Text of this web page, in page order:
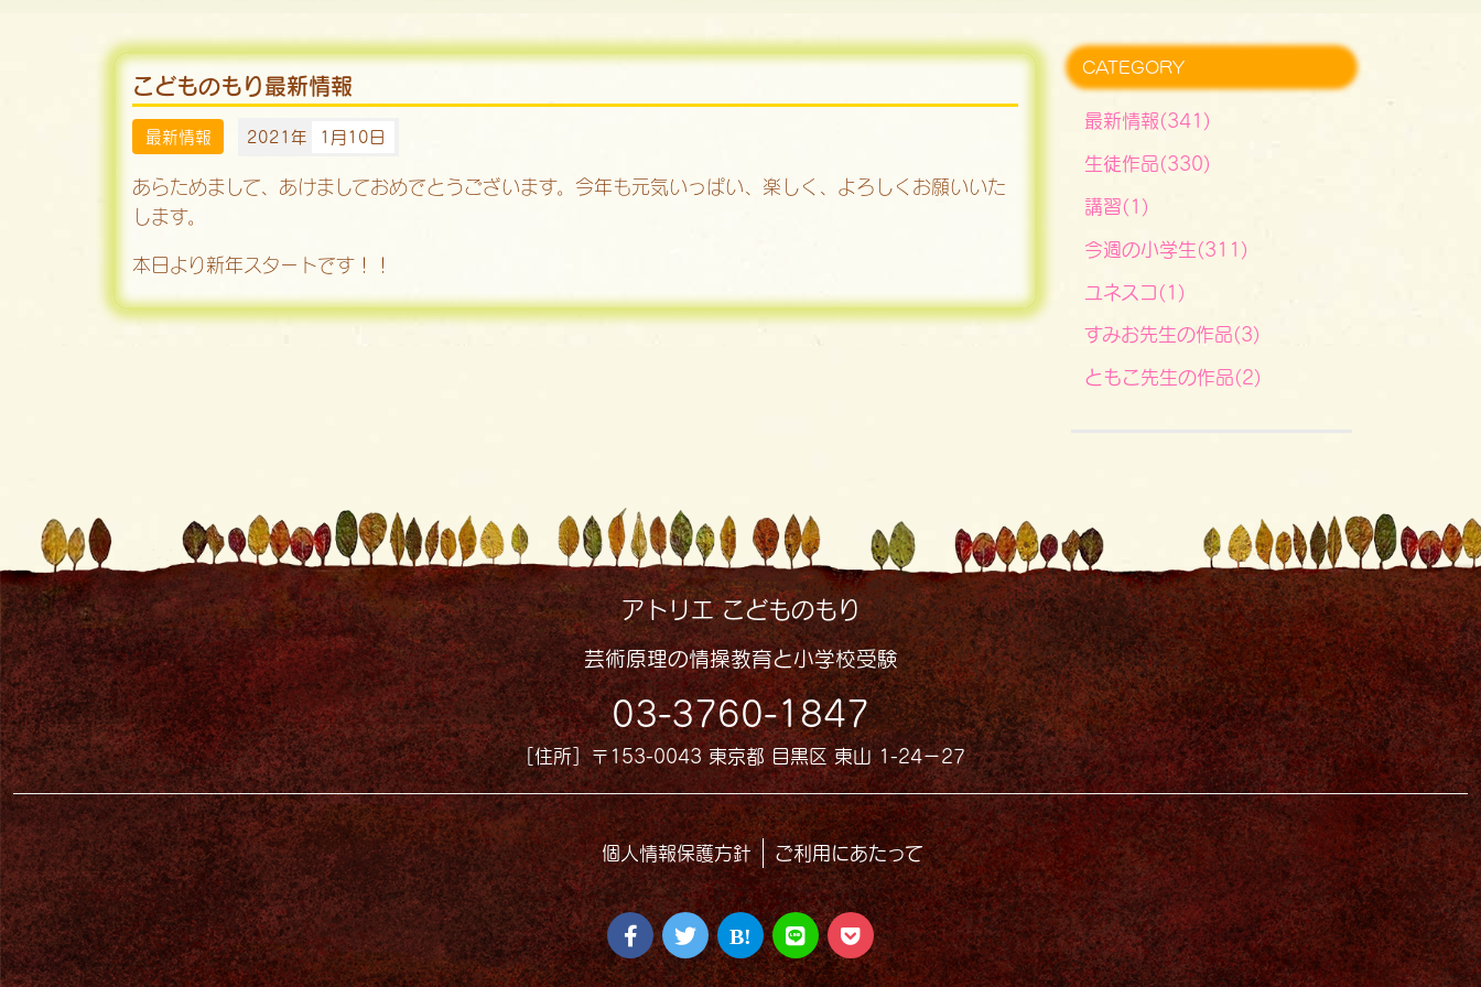
こどものもり最新情報
最新情報 2021年 1月10日
あらためまして、あけましておめでとうございます。今年も元気いっぱい、楽しく、よろしくお願いいた
します。
本日より新年スタートです！！
CATEGORY
最新情報(341)
生徒作品(330)
講習(1)
今週の小学生(311)
ユネスコ(1)
すみお先生の作品(3)
ともこ先生の作品(2)
アトリエ こどものもり
芸術原理の情操教育と小学校受験
03-3760-1847
［住所］〒153-0043 東京都 目黒区 東山 1-24−27
個人情報保護方針 ご利用にあたって